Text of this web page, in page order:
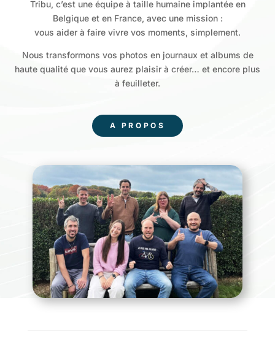
Tribu, c’est une équipe à taille humaine implantée en
Belgique et en France, avec une mission :
vous aider à faire vivre vos moments, simplement.
Nous transformons vos photos en journaux et albums de
haute qualité que vous aurez plaisir à créer… et encore plus
à feuilleter.
A PROPOS